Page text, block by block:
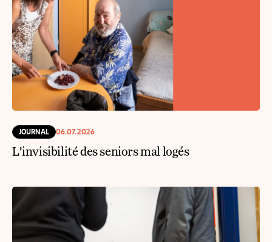
JOURNAL 06.07.2026
L’invisibilité des seniors mal logés